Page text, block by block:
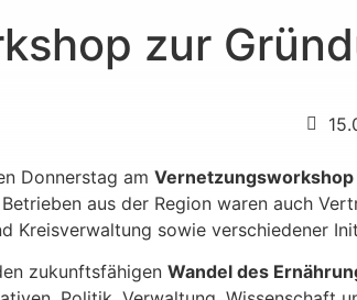
zur
Donnerstag am Vernetzungsworkshop
aus der Region waren auch
Kreisverwaltung sowie verschiedener
zukunftsfähigen Wandel des